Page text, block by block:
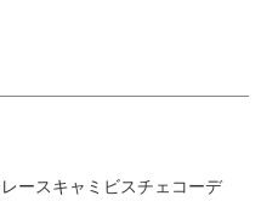
ースキャミビスチェコーデ